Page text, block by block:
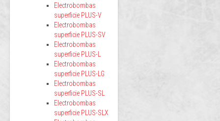
Electrobombas
superficie PLUS-V
Electrobombas
superficie PLUS-SV
Electrobombas
superficie PLUS-L
Electrobombas
superficie PLUS-LG
Electrobombas
superficie PLUS-SL
Electrobombas
superficie PLUS-SLX